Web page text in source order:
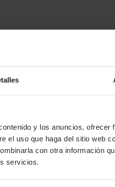
y los anuncios, ofrecer
el uso que haga del sitio web
con otra información
servicios.